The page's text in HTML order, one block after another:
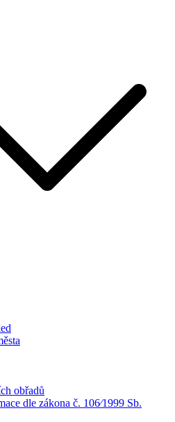
obřadů
dle zákona č. 106⁄1999 Sb.